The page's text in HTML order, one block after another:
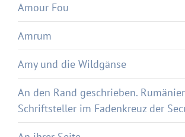
Amour Fou
Amrum
Amy und die Wildgänse
An den Rand geschrieben.
Schriftsteller im Fadenkreuz der